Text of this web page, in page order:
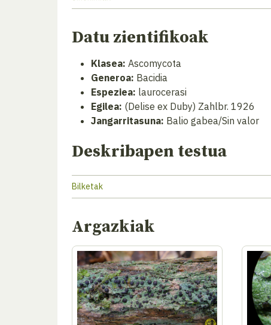
Datu zientifikoak
Klasea: Ascomycota
Generoa: Bacidia
Espeziea: laurocerasi
Egilea: (Delise ex Duby) Zahlbr. 1926
Jangarritasuna: Balio gabea/Sin valor
Deskribapen testua
Bilketak
Argazkiak